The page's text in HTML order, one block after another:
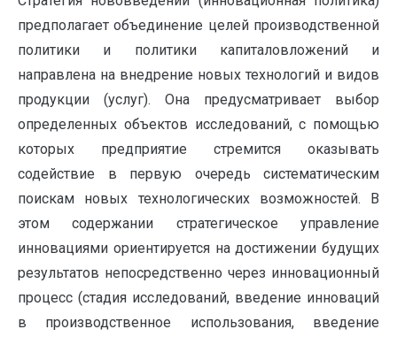
предполагает объединение целей производственной
политики и политики капиталовложений и
направлена на внедрение новых технологий и видов
продукции (услуг). Она предусматривает выбор
определенных объектов исследований, с помощью
которых предприятие стремится оказывать
содействие в первую очередь систематическим
поискам новых технологических возможностей. В
этом содержании стратегическое управление
инновациями ориентируется на достижении будущих
результатов непосредственно через инновационный
процесс (стадия исследований, введение инноваций
в производственное использования, введение